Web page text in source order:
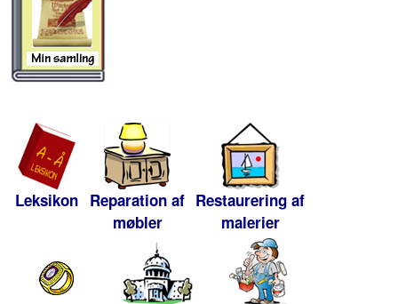
Leksikon Reparation af
møbler
Restaurering af
malerier